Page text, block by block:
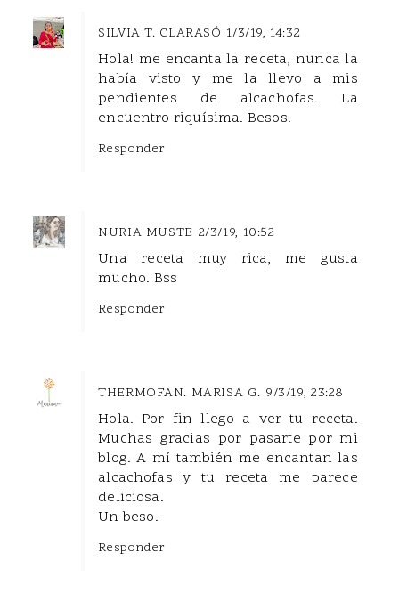
SILVIA T. CLARASÓ 1/3/19, 14:32
Hola! me encanta la receta, nunca la
había visto y me la llevo a mis
pendientes de alcachofas. La
encuentro riquísima. Besos.
Responder
NURIA MUSTE 2/3/19, 10:52
Una receta muy rica, me gusta
mucho. Bss
Responder
THERMOFAN. MARISA G. 9/3/19, 23:28
Hola. Por fin llego a ver tu receta.
Muchas gracias por pasarte por mi
blog. A mí también me encantan las
alcachofas y tu receta me parece
deliciosa.
Un beso.
Responder